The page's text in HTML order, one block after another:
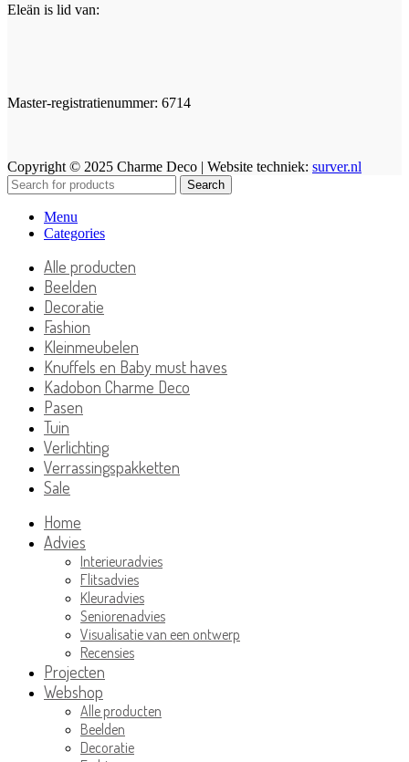
Eleän is lid van:
Master-registratienummer: 6714
Copyright © 2025 Charme Deco | Website techniek: surver.nl
Search
Menu
Categories
Alle producten
Beelden
Decoratie
Fashion
Kleinmeubelen
Knuffels en Baby must haves
Kadobon Charme Deco
Pasen
Tuin
Verlichting
Verrassingspakketten
Sale
Home
Advies
Interieuradvies
Flitsadvies
Kleuradvies
Seniorenadvies
Visualisatie van een ontwerp
Recensies
Projecten
Webshop
Alle producten
Beelden
Decoratie